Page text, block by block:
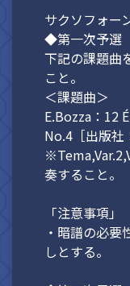
サクソフォー
◆第一次予選
下記の課題曲
こと。
＜課題曲＞
E.Bozza：12
No.4［出版社
奏すること。
「注意事項」
・暗譜の必
しとする。